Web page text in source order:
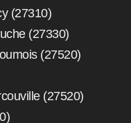
(27310)
(27330)
(27520)
(27520)